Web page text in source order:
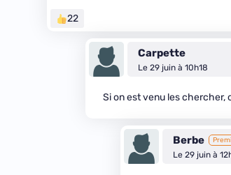
22
Carpette
Le 29 juin à 10h18
Si on est venu les chercher,
Berbe
Le 29 juin à